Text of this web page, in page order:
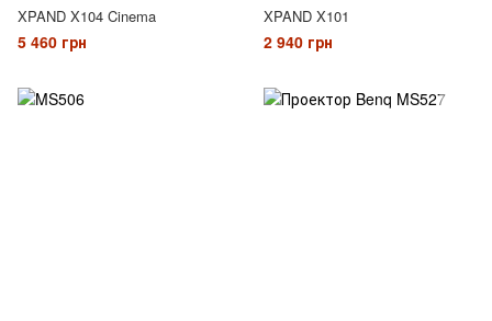
XPAND X104 Cinema
5 460 грн
XPAND X101
2 940 грн